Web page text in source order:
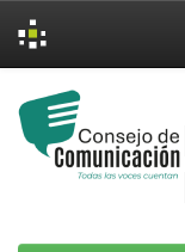
navigation